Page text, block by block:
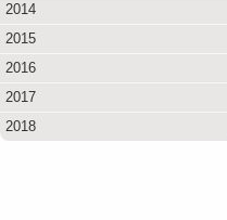
2014
2015
2016
2017
2018